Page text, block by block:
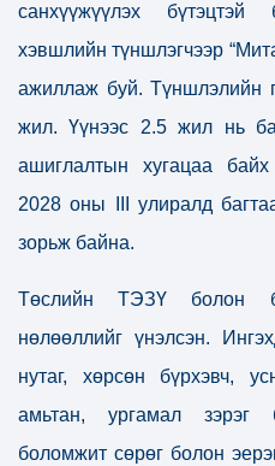
санхүүжүүлэх
хэвшлийн түншлэгчээр
ажиллаж буй. Түншлэлийн
жил. Үүнээс 2.5 жил нь
ашиглалтын хугацаа
2028 оны III улиралд
зорьж байна.
Төслийн ТЭЗҮ болон
нөлөөллийг үнэлсэн.
нутаг, хөрсөн бүрхэвч,
амьтан, ургамал зэрэг
боломжит сөрөг болон